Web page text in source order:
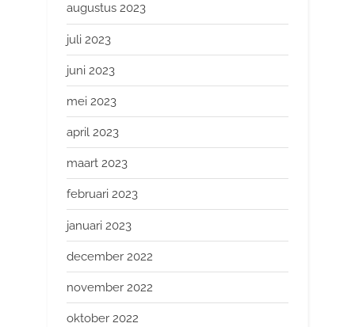
augustus 2023
juli 2023
juni 2023
mei 2023
april 2023
maart 2023
februari 2023
januari 2023
december 2022
november 2022
oktober 2022